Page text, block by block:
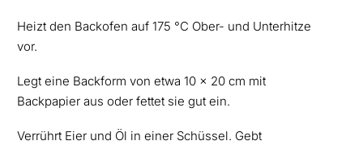
Heizt den Backofen auf 175 °C Ober- und Unterhitze
vor.
Legt eine Backform von etwa 10 x 20 cm mit
Backpapier aus oder fettet sie gut ein.
Verrührt Eier und Öl in einer Schüssel. Gebt